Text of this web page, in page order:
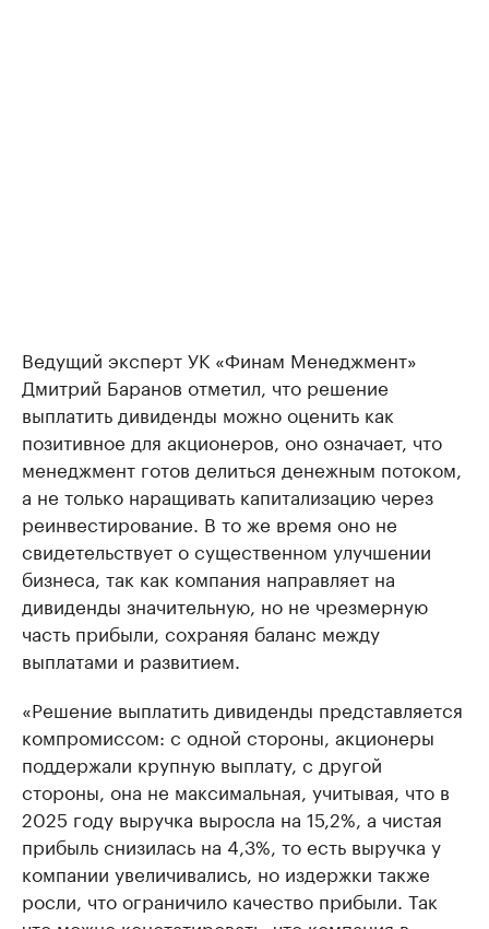
Ведущий эксперт УК «Финам Менеджмент»
Дмитрий Баранов отметил, что решение
выплатить дивиденды можно оценить как
позитивное для акционеров, оно означает, что
менеджмент готов делиться денежным потоком,
а не только наращивать капитализацию через
реинвестирование. В то же время оно не
свидетельствует о существенном улучшении
бизнеса, так как компания направляет на
дивиденды значительную, но не чрезмерную
часть прибыли, сохраняя баланс между
выплатами и развитием.
«Решение выплатить дивиденды представляется
компромиссом: с одной стороны, акционеры
поддержали крупную выплату, с другой
стороны, она не максимальная, учитывая, что в
2025 году выручка выросла на 15,2%, а чистая
прибыль снизилась на 4,3%, то есть выручка у
компании увеличивались, но издержки также
росли, что ограничило качество прибыли. Так